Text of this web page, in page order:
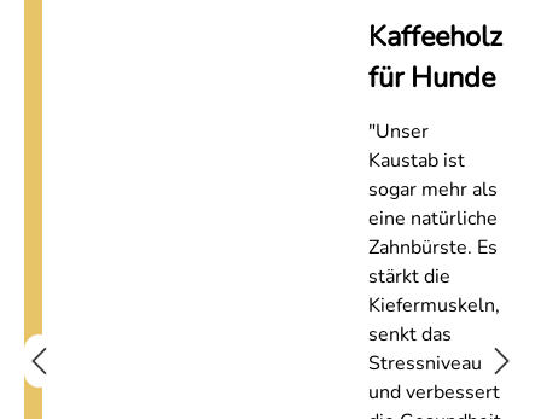
Kaffeeholz
für Hunde
"Unser
Kaustab ist
sogar mehr als
eine natürliche
Zahnbürste. Es
stärkt die
Kiefermuskeln,
senkt das
Stressniveau
und verbessert